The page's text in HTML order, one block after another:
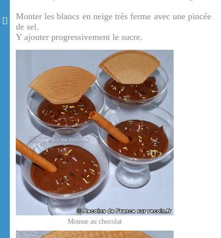
Monter les blancs en neige très ferme avec une pincée
de sel.
Y ajouter progressivement le sucre.
Mousse au chocolat